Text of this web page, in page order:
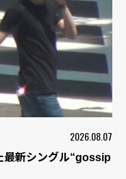
2026.08.07
最新シングル“gossip